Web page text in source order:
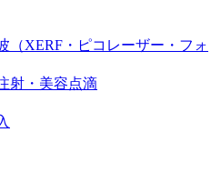
（XERF・ピコレーザー・フォ
射・美容点滴